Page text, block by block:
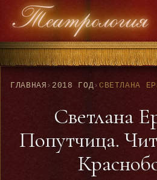
ГЛАВНАЯ › 2018 ГОД›
Светлана
Попутчица.